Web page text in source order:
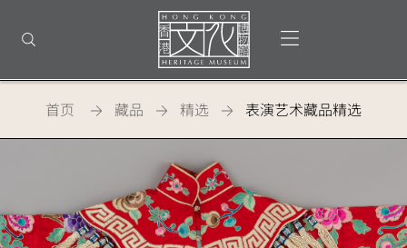
部
打开搜索
首
页
打开选单
首页 藏品 精选 表演艺术藏品精选